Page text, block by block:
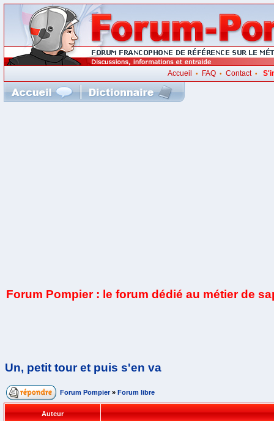
Accueil • FAQ• Contact•
Forum Pompier : le forum dédié au métier de
Un, petit tour et puis s'en va
Forum Pompier » Forum libre
Auteur